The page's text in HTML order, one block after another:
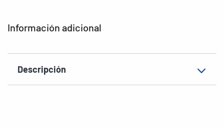
Información adicional
Descripción